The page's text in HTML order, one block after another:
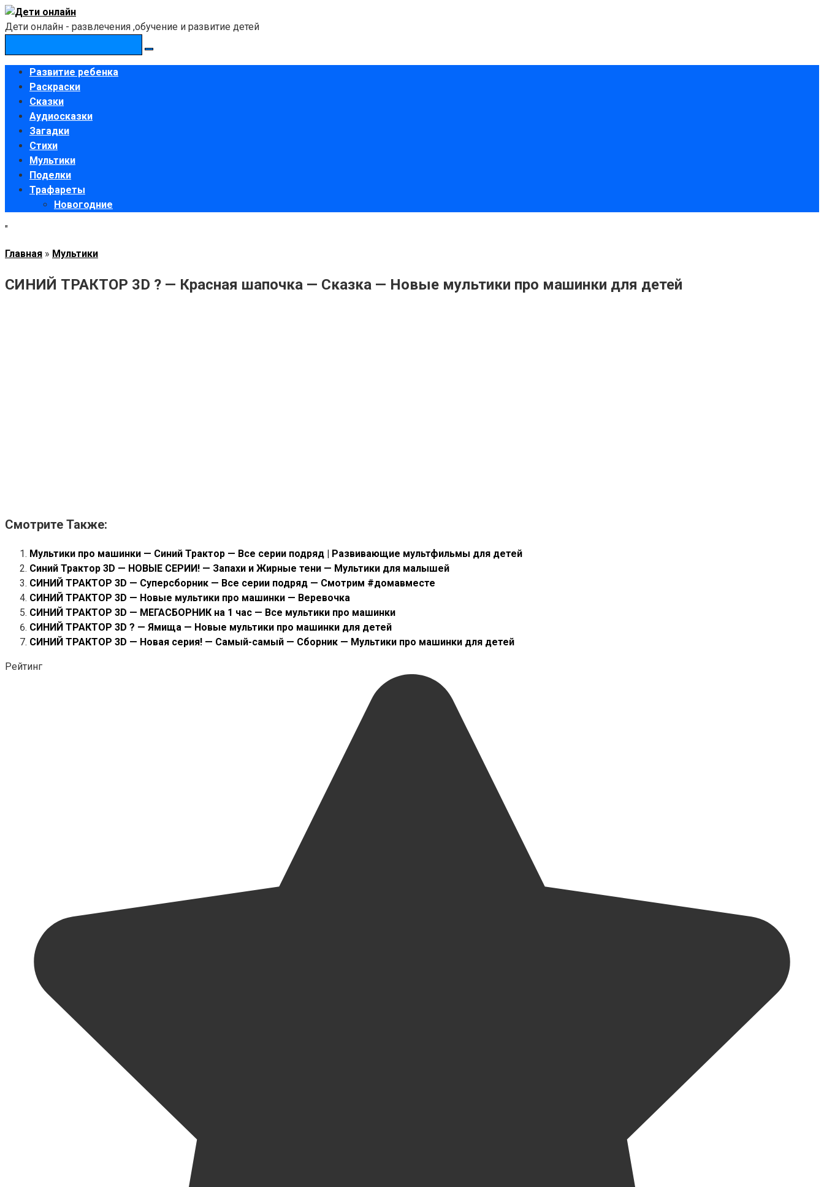
Перейти
к
Дети онлайн - развлечения ,обучение и развитие детей
Развитие ребенка
Раскраски
Сказки
Аудиосказки
Загадки
Стихи
Мультики
Поделки
Трафареты
Новогодние
"
Главная » Мультики
СИНИЙ ТРАКТОР 3D ? — Красная шапочка — Сказка — Новые мультики про машинки для детей
Смотрите Также:
Мультики про машинки — Синий Трактор — Все серии подряд | Развивающие мультфильмы для детей
Синий Трактор 3D — НОВЫЕ СЕРИИ! — Запахи и Жирные тени — Мультики для малышей
СИНИЙ ТРАКТОР 3D — Суперсборник — Все серии подряд — Смотрим #домавместе
СИНИЙ ТРАКТОР 3D — Новые мультики про машинки — Веревочка
СИНИЙ ТРАКТОР 3D — МЕГАСБОРНИК на 1 час — Все мультики про машинки
СИНИЙ ТРАКТОР 3D ? — Ямища — Новые мультики про машинки для детей
СИНИЙ ТРАКТОР 3D — Новая серия! — Самый-самый — Сборник — Мультики про машинки для детей
Рейтинг